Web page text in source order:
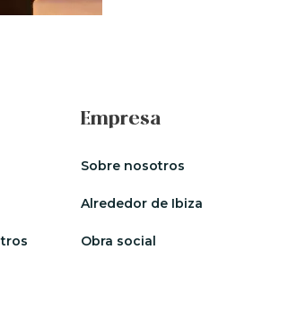
Empresa
Sobre nosotros
Alrededor de Ibiza
Obra social